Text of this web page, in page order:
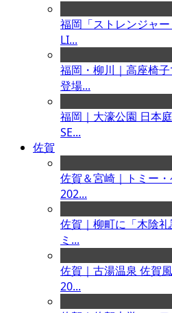
福岡「ストレンジャー
LI...
福岡・柳川｜高座椅
登場...
福岡｜大濠公園 日本
SE...
佐賀
佐賀＆宮崎｜トミー
202...
佐賀｜柳町に「木陰
ミ...
佐賀｜古湯温泉 佐賀
20...